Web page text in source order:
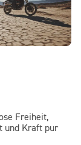
Freiheit,
und Kraft pur